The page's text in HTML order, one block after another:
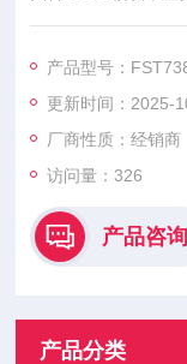
FST7380M、
ST83100M、
产品型号：
更新时间：2025-
厂商性质：经销商
访问量：326
产品咨询
产品分类